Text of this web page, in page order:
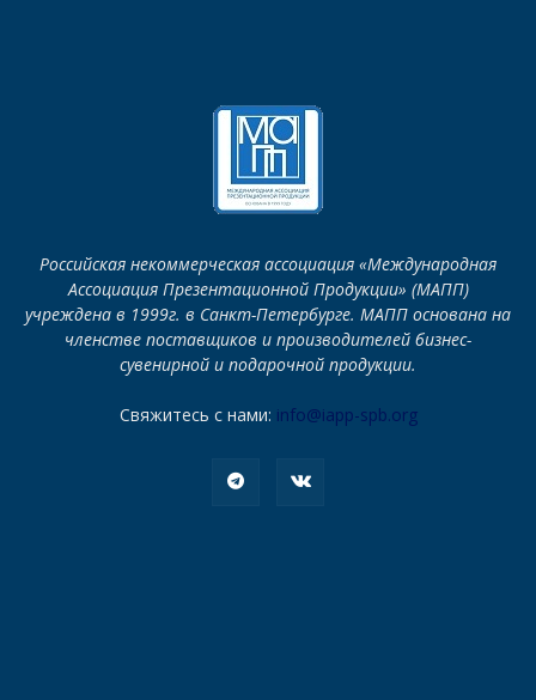
Российская некоммерческая ассоциация «Международная
Ассоциация Презентационной Продукции» (МАПП)
учреждена в 1999г. в Санкт-Петербурге. МАПП основана на
членстве поставщиков и производителей бизнес-
сувенирной и подарочной продукции.
Свяжитесь с нами: info@iapp-spb.org